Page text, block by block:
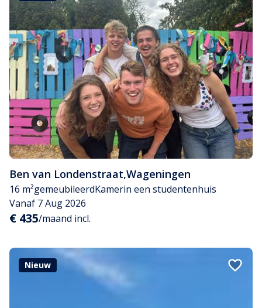
Ben van Londenstraat,Wageningen
16 m²gemeubileerdKamerin een studentenhuis
Vanaf 7 Aug 2026
€ 435/maand incl.
Nieuw